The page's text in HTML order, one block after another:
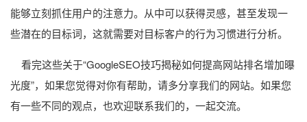
能够立刻抓住用户的注意力。从中可以获得灵感，甚至发现一
些潜在的目标词，这就需要对目标客户的行为习惯进行分析。
看完这些关于“GoogleSEO技巧揭秘如何提高网站排名增加曝
光度”，如果您觉得对你有帮助，请多分享我们的网站。如果您
有一些不同的观点，也欢迎联系我们的，一起交流。